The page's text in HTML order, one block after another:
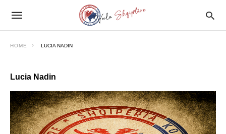
HOME LUCIA NADIN
Lucia Nadin